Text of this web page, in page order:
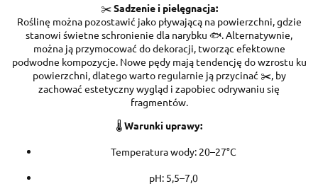
✂️Sadzenie i pielęgnacja:
Roślinę można pozostawić jako pływającą na powierzchni, gdzie
stanowi świetne schronienie dla narybku 🐟. Alternatywnie,
można ją przymocować do dekoracji, tworząc efektowne
podwodne kompozycje. Nowe pędy mają tendencję do wzrostu ku
powierzchni, dlatego warto regularnie ją przycinać ✂️, by
zachować estetyczny wygląd i zapobiec odrywaniu się
fragmentów.
🌡️Warunki uprawy:
Temperatura wody: 20–27°C
pH: 5,5–7,0